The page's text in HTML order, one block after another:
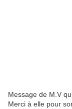
Message de M.V
Merci à elle pour